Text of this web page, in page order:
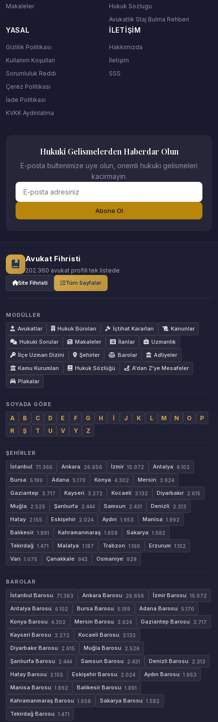
Makaleler
Hukuk Sozlugu
Avukatlık Staj Bulma Rehberi
YASAL
Gizlilik Politikası
Kullanım Koşulları
Sorumluluk Reddi
Çerez Politikası
İade Politikası
KVKK Aydinlatma
İLETIŞIM
Hakkımızda
İletişim
SSS
Hukuki Gelismelerden Haberdar Olun
E-posta bultenimize uye olun, onemli hukuki gelismeleri
kacirmayin.
Abone Ol
Avukat Fihristi
202.360 avukat profili tek listede
Site Fihristi Tüm Sayfalar
MODÜLLER
Avukatlar
Hukuk Büroları İçtihat Kararları
Kanunlar
Hukuki Sorular
Makaleler İlanlar
Uzmanlık
İlçe Uzman Dizini
Şehirler Barolar
Adliyeler
Kamu Kurumları
Hukuk Sözlüğü
A'dan Z'ye Mesafeler
Plakalar
SOYADA GÖRE
A B C D E F G H İ J K L M N O
P
R
Ş T U V Y Z
ŞEHIRLER
İstanbul
71.366 Ankara 26.656 İzmir 15.072 Antalya 6.102
Bursa 5.199 Adana 5.170 Konya 4.302 Mersin 3.924
Gaziantep 3.717 Kayseri 3.272 Kocaeli 3.132 Diyarbakır 2.615
Muğla 2.525 Şanlıurfa 2.444 Samsun 2.431 Denizli 2.313
Hatay 2.155 Eskişehir 2.024 Aydın 1.953 Manisa 1.892
Balıkesir 1.891 Kahramanmaraş 1.658 Sakarya 1.582
Tekirdağ 1.471 Malatya 1.187 Trabzon 1.160 Erzurum 1.102
Van 1.075 Çanakkale 943 Osmaniye 929
BAROLAR
İstanbul Barosu
71.363 Ankara Barosu 26.656 İzmir Barosu 15.072
Antalya Barosu 6.102 Bursa Barosu 5.199 Adana Barosu 5.170
Konya Barosu 4.302 Mersin Barosu 3.924 Gaziantep Barosu 3.717
Kayseri Barosu 3.272 Kocaeli Barosu 3.132
Diyarbakır Barosu 2.615 Muğla Barosu 2.526
Şanlıurfa Barosu 2.444 Samsun Barosu 2.431 Denizli Barosu 2.313
Hatay Barosu 2.155 Eskişehir Barosu 2.024 Aydın Barosu 1.953
Manisa Barosu 1.892 Balıkesir Barosu 1.891
Kahramanmaraş Barosu 1.658 Sakarya Barosu 1.582
Tekirdağ Barosu 1.471